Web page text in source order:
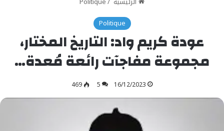
Politique
عودة كريم واد: التاريخ المختار،
مجموعة مفاجآت رائعة مُعدة…
16/12/2023
5
469